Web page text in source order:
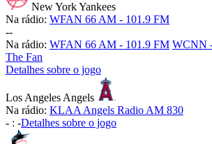
New York Yankees
Na rádio: WFAN 66 AM - 101.9 FM
--
Na rádio: WFAN 66 AM - 101.9 FM WCNN
The Fan
Detalhes sobre o jogo
Los Angeles Angels
Na rádio: KLAA Angels Radio AM 830
- : -Detalhes sobre o jogo